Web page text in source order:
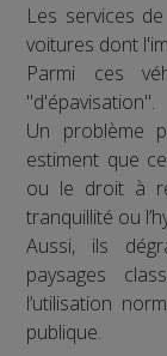
Les services
voitures dont
Parmi ces
"d'épavisation".
Un problème
estiment que
ou le droit à
tranquillité ou
Aussi, ils
paysages
l’utilisation
publique.